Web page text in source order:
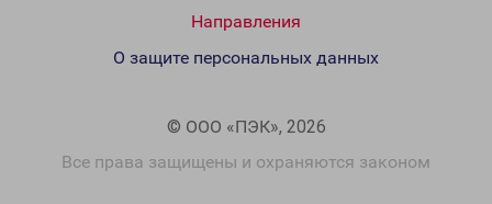
Направления
© ООО «ПЭК», 2026
Все права защищены и охраняются законом
О защите персональных данных